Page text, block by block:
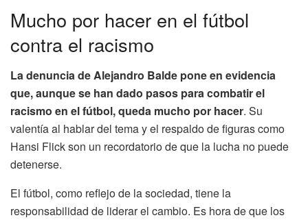
Mucho por hacer en el fútbol
contra el racismo
La denuncia de Alejandro Balde pone en evidencia
que, aunque se han dado pasos para combatir el
racismo en el fútbol, queda mucho por hacer. Su
valentía al hablar del tema y el respaldo de figuras como
Hansi Flick son un recordatorio de que la lucha no puede
detenerse.
El fútbol, como reflejo de la sociedad, tiene la
responsabilidad de liderar el cambio. Es hora de que los